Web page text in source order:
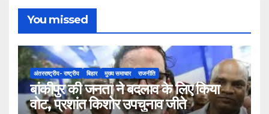
You missed
अंतरराष्ट्रीय- राष्ट्रीय बिहार मुख्य समाचार राजनीति
बांकीपुर की जनता ने बदलाव के लिए किया
वोट, प्रशांत किशोर उपचुनाव जीते